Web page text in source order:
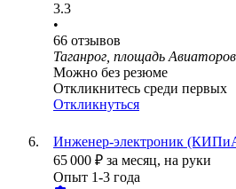
3.3
•
66 отзывов
Таганрог, площадь
Можно без резюме
Откликнитесь среди первых
Откликнуться
Инженер-электроник
65 000 ₽ за месяц, на руки
Опыт 1-3 года